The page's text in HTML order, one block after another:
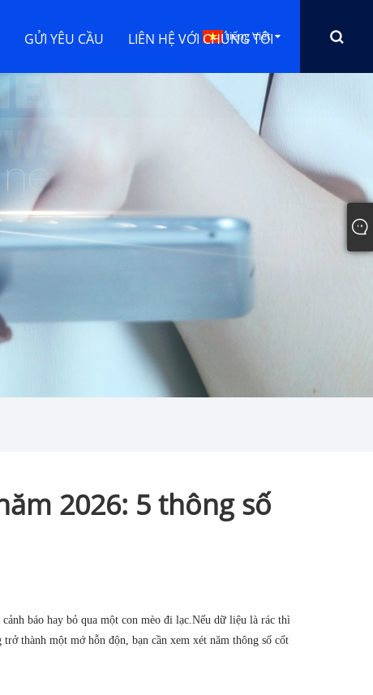
GỬI YÊU CẦU LIÊN HỆ VỚI CHÚNG TÔI
tiếng Việt
2026: 5 thông số
báo hay bỏ qua một con mèo đi lạc. Nếu dữ liệu là rác thì
thành một mớ hỗn độn, bạn cần xem xét năm thông số cốt